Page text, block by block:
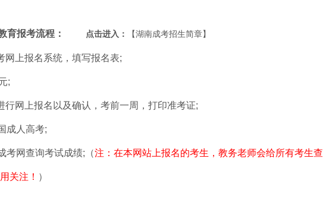
育报考流程： 点击进入： 【湖南成考招生简章】
网上报名系统 ，填写报名表;
;
网上报名以及确认，考前一周，打印准考证;
人高考;
考网查询考试成绩;（注：在本网站上报名的考生，教务老师会给所有考生查
关注！ ）